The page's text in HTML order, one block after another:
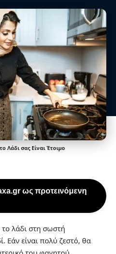
Λάδι σας Είναι Έτοιμο
ως προτεινόμενη
λάδι στη σωστή
Εάν είναι πολύ ζεστό, θα